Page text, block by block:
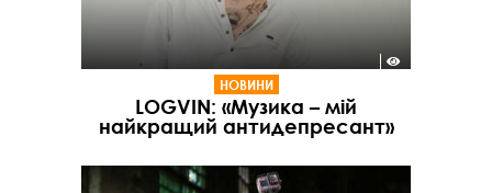
НОВИНИ
LOGVIN: «Музика – мій
найкращий антидепресант»